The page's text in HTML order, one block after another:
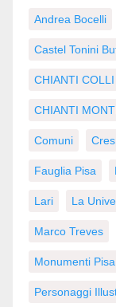
Andrea Bocelli
Castel Tonini
CHIANTI
CHIANTI
Comuni
Fauglia Pisa
Lari La
Marco Treves
Monumenti Pisa
Personaggi